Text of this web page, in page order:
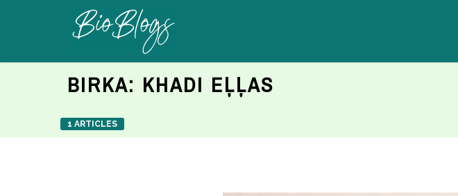
BIRKA: KHADI EĻĻAS
1 ARTICLES